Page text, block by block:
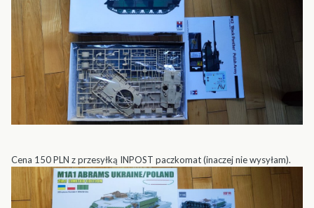
Cena 150 PLN z przesyłką INPOST paczkomat (inaczej nie wysyłam).